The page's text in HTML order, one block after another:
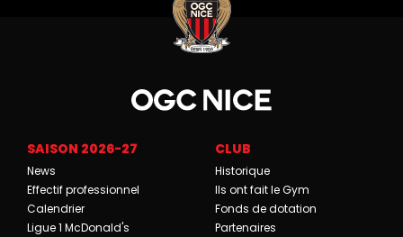
SAISON 2026-27
News
Effectif professionnel
Calendrier
Ligue 1 McDonald's
CLUB
Historique
Ils ont fait le Gym
Fonds de dotation
Partenaires